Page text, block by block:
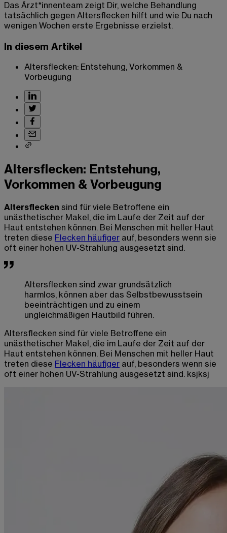
Das Ärzt*innenteam zeigt Dir, welche Behandlung
tatsächlich gegen Altersflecken hilft und wie Du nach
wenigen Wochen erste Ergebnisse erzielst.
In diesem Artikel
Altersflecken: Entstehung, Vorkommen &
Vorbeugung
Altersflecken: Entstehung,
Vorkommen & Vorbeugung
Altersflecken sind für viele Betroffene ein
unästhetischer Makel, die im Laufe der Zeit auf der
Haut entstehen können. Bei Menschen mit heller Haut
treten diese Flecken häufiger auf, besonders wenn sie
oft einer hohen UV-Strahlung ausgesetzt sind.
Altersflecken sind zwar grundsätzlich
harmlos, können aber das Selbstbewusstsein
beeinträchtigen und zu einem
ungleichmäßigen Hautbild führen.
Altersflecken sind für viele Betroffene ein
unästhetischer Makel, die im Laufe der Zeit auf der
Haut entstehen können. Bei Menschen mit heller Haut
treten diese Flecken häufiger auf, besonders wenn sie
oft einer hohen UV-Strahlung ausgesetzt sind. ksjksj